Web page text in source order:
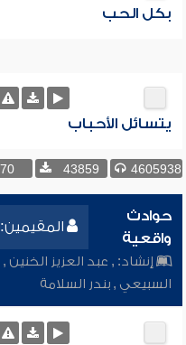
بكل الحب
يتسائل الأحباب
4605938
43859
70
المقيمين: 9
حوادث
واقعية
إنشاد: , عبد العزيز الخنين ,
السبيعي ,بندر السلامة